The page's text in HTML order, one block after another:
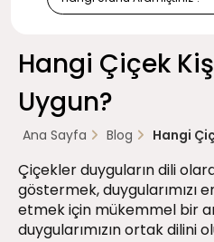
Hangi Çiçek
Uygun?
Ana Sayfa Blog Hangi
Çiçekler duyguların dili
göstermek, duygularımızı
etmek için mükemmel bir
duygularımızın ortak dilini